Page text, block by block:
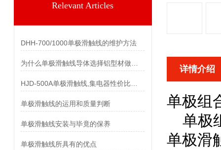
Relevant Articles
DHH-700/1000单极滑触线的维护方法
单极滑触线的运用和质量判断
单极滑触线安装与毕竟的保养
单极滑触线所具有的优点
详情介绍
单极组
单极
单极滑